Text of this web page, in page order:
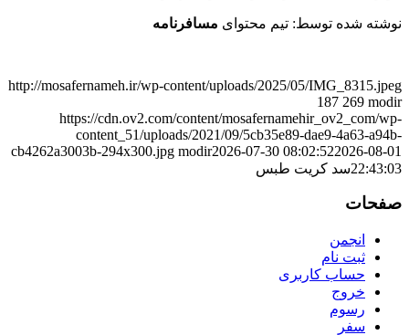
نوشته شده توسط: تیم محتوای مسافرنامه
http://mosafernameh.ir/wp-content/uploads/2025/05/IMG_8315.jpeg
187 269 modir
https://cdn.ov2.com/content/mosafernamehir_ov2_com/wp-
content_51/uploads/2021/09/5cb35e89-dae9-4a63-a94b-
cb4262a3003b-294x300.jpg modir2026-07-30 08:02:522026-08-01
22:43:03سد کریت طبس
صفحات
انجمن
ثبت نام
حساب کاربری
خروج
رسوم
سفر